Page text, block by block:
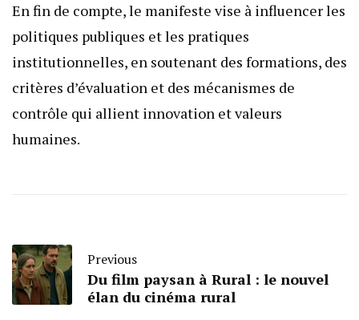
En fin de compte, le manifeste vise à influencer les
politiques publiques et les pratiques
institutionnelles, en soutenant des formations, des
critères d’évaluation et des mécanismes de
contrôle qui allient innovation et valeurs
humaines.
Previous
Du film paysan à Rural : le nouvel
élan du cinéma rural